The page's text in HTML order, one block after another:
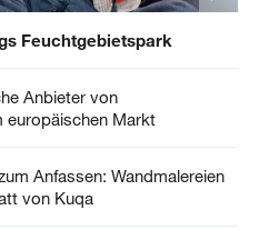
Feuchtgebietspark
Anbieter von
europäischen Markt
Anfassen: Wandmalereien
von Kuqa